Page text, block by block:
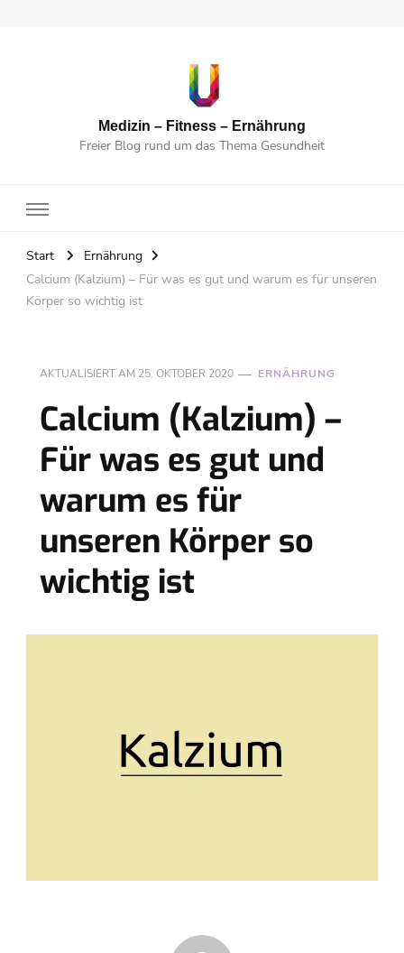
Medizin – Fitness – Ernährung
Freier Blog rund um das Thema Gesundheit
Start
Ernährung
Calcium (Kalzium) – Für was es gut und warum es für unseren
Körper so wichtig ist
AKTUALISIERT AM 25. OKTOBER 2020 ERNÄHRUNG
Calcium (Kalzium) –
Für was es gut und
warum es für
unseren Körper so
wichtig ist